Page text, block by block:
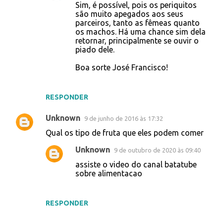
RESPONDER
Sim, é possível, pois os periquitos
são muito apegados aos seus
parceiros, tanto as fêmeas quanto
os machos. Há uma chance sim dela
retornar, principalmente se ouvir o
piado dele.
Boa sorte José Francisco!
Unknown 9 de junho de 2016 às 17:32
Qual os tipo de fruta que eles podem comer
RESPONDER
Unknown 9 de outubro de 2020 às 09:40
assiste o video do canal batatube
sobre alimentacao